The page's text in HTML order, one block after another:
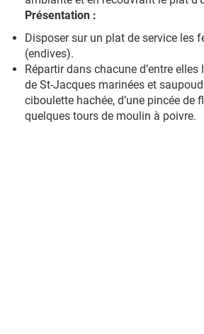
Présentation :
Disposer sur un plat de service les
(endives).
Répartir dans chacune d’entre
de St-Jacques marinées et
ciboulette hachée, d’une pincée de
quelques tours de moulin à poivre.